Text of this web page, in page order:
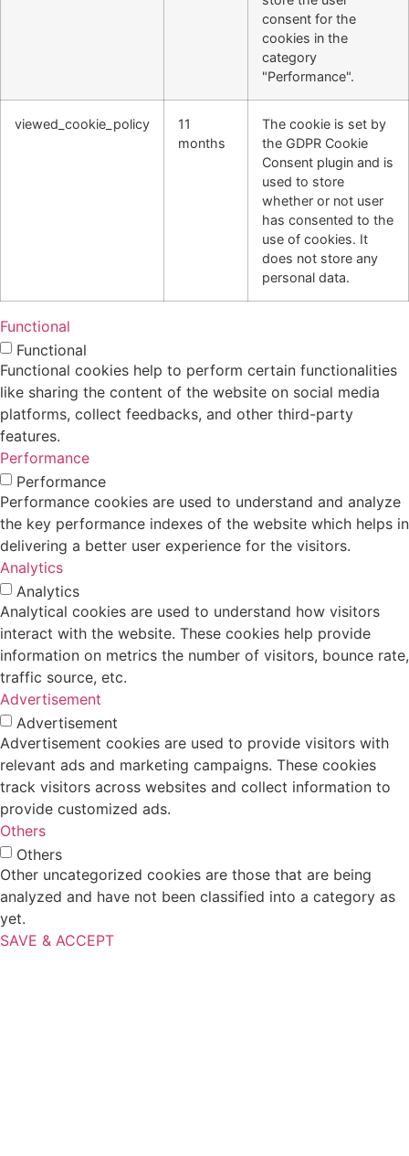
consent for the
cookies in the
category
"Performance".
viewed_cookie_policy
11
months
The cookie is set by
the GDPR Cookie
Consent plugin and is
used to store
whether or not user
has consented to the
use of cookies. It
does not store any
personal data.
Functional
Functional
Functional cookies help to perform certain functionalities
like sharing the content of the website on social media
platforms, collect feedbacks, and other third-party
features.
Performance
Performance
Performance cookies are used to understand and analyze
the key performance indexes of the website which helps in
delivering a better user experience for the visitors.
Analytics
Analytics
Analytical cookies are used to understand how visitors
interact with the website. These cookies help provide
information on metrics the number of visitors, bounce rate,
traffic source, etc.
Advertisement
Advertisement
Advertisement cookies are used to provide visitors with
relevant ads and marketing campaigns. These cookies
track visitors across websites and collect information to
provide customized ads.
Others
Others
Other uncategorized cookies are those that are being
analyzed and have not been classified into a category as
yet.
SAVE & ACCEPT